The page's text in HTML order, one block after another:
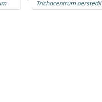
Trichocentrum oerstedii